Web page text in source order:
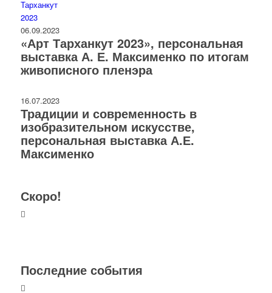
06.09.2023
«Арт Тарханкут 2023», персональная
выставка А. Е. Максименко по итогам
живописного пленэра
16.07.2023
Традиции и современность в
изобразительном искусстве,
персональная выставка А.Е.
Максименко
Скоро!
Последние события